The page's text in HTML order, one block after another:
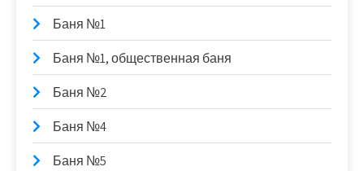
Баня №1
Баня №1, общественная баня
Баня №2
Баня №4
Баня №5